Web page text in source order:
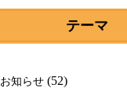
テーマ
お知らせ (52)